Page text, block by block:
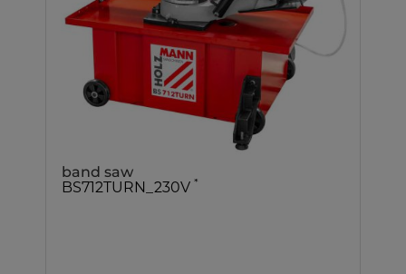
band saw
BS712TURN_230V *